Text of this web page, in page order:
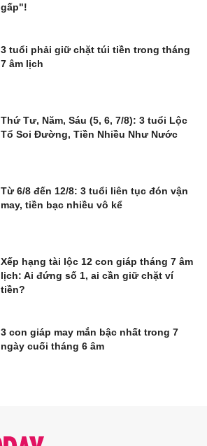
gấp"!
3 tuổi phải giữ chặt túi tiền trong tháng
7 âm lịch
Thứ Tư, Năm, Sáu (5, 6, 7/8): 3 tuổi Lộc
Tổ Soi Đường, Tiền Nhiều Như Nước
Từ 6/8 đến 12/8: 3 tuổi liên tục đón vận
may, tiền bạc nhiều vô kể
Xếp hạng tài lộc 12 con giáp tháng 7 âm
lịch: Ai đứng số 1, ai cần giữ chặt ví
tiền?
3 con giáp may mắn bậc nhất trong 7
ngày cuối tháng 6 âm